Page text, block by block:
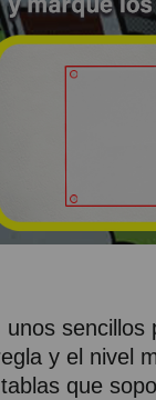
unos sencillos
y el nivel
tablas que